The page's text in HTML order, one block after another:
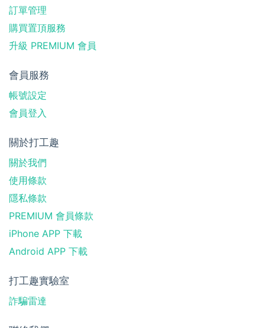
訂單管理
購買置頂服務
升級 PREMIUM 會員
會員服務
帳號設定
會員登入
關於打工趣
關於我們
使用條款
隱私條款
PREMIUM 會員條款
iPhone APP 下載
Android APP 下載
打工趣實驗室
詐騙雷達